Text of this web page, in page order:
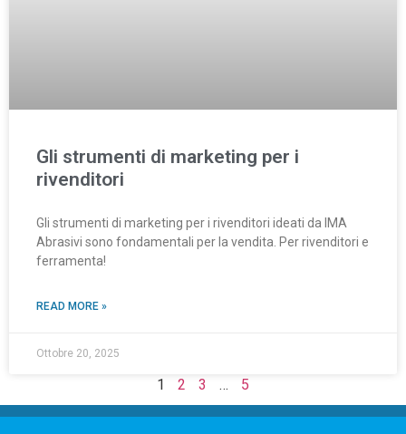
Gli strumenti di marketing per i
rivenditori
Gli strumenti di marketing per i rivenditori ideati da IMA
Abrasivi sono fondamentali per la vendita. Per rivenditori e
ferramenta!
READ MORE »
Ottobre 20, 2025
1 2 3 … 5